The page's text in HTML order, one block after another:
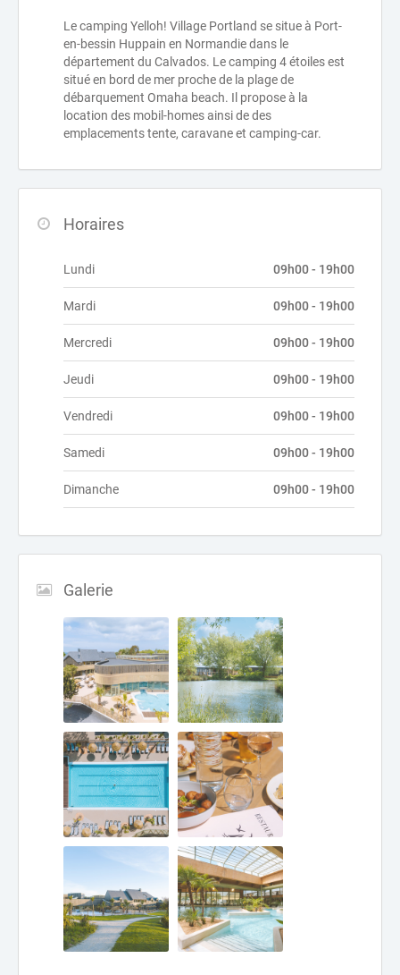
Le camping Yelloh! Village Portland se situe à Port-
en-bessin Huppain en Normandie dans le
département du Calvados. Le camping 4 étoiles est
situé en bord de mer proche de la plage de
débarquement Omaha beach. Il propose à la
location des mobil-homes ainsi de des
emplacements tente, caravane et camping-car.
Horaires
Lundi 09h00 - 19h00
Mardi 09h00 - 19h00
Mercredi 09h00 - 19h00
Jeudi 09h00 - 19h00
Vendredi 09h00 - 19h00
Samedi 09h00 - 19h00
Dimanche 09h00 - 19h00
Galerie